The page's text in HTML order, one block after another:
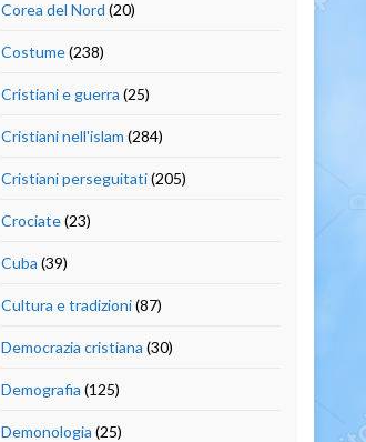
Corea del Nord (20)
Costume(238)
Cristiani e guerra (25)
Cristiani nell'islam (284)
Cristiani perseguitati(205)
Crociate(23)
Cuba (39)
Cultura e tradizioni(87)
Democrazia cristiana (30)
Demografia (125)
Demonologia (25)